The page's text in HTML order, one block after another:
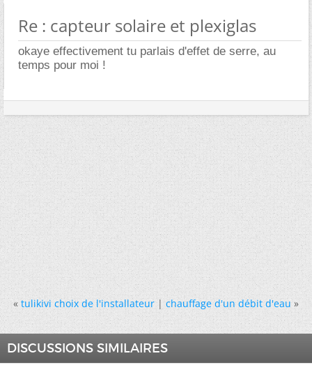
Re : capteur solaire et plexiglas
okaye effectivement tu parlais d'effet de serre, au
temps pour moi !
« tulikivi choix de l'installateur|chauffage d'un débit d'eau »
DISCUSSIONS SIMILAIRES